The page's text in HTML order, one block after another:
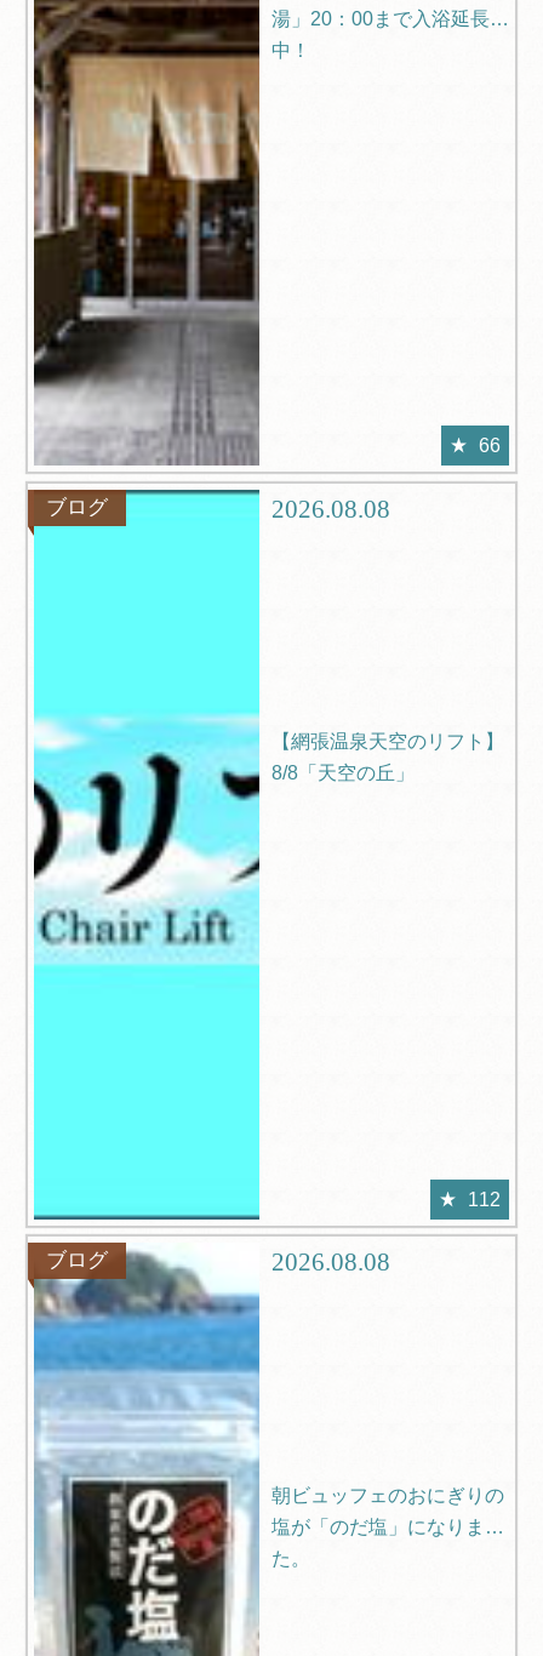
湯」20：00まで入浴延長
中！
66
ブログ 2026.08.08
【網張温泉天空のリフト】
8/8「天空の丘」
112
ブログ 2026.08.08
朝ビュッフェのおにぎりの
塩が「のだ塩」になりまし
た。